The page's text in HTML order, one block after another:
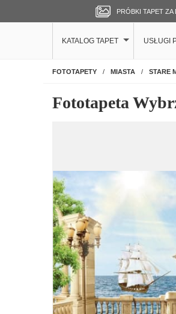
PRÓBKI TAPET ZA
KATALOG TAPET USŁUGI
FOTOTAPETYNA ŚCIANĘ
MIASTA STARE
Fototapeta